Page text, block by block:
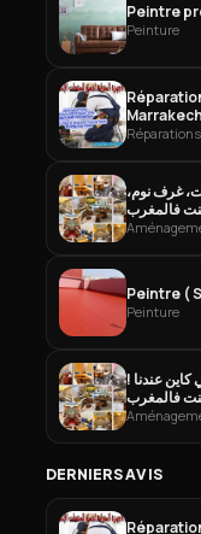
Peintre
Peinture
Réparations
غرف نوم،
Peinture
عندنا !
فالمغرب
DERNIERS AVIS